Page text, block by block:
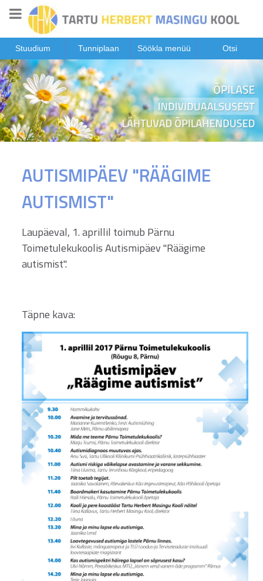
Stuudium Tunniplaan Söökla menüü Otsi
AUTISMIPÄEV "RÄÄGIME
AUTISMIST"
Laupäeval, 1. aprillil toimub Pärnu
Toimetulekukoolis Autismipäev "Räägime
autismist".
Täpne kava: